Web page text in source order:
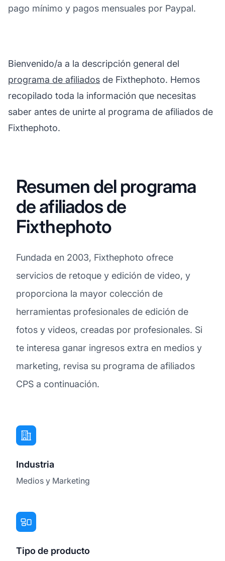
pago mínimo y pagos mensuales por Paypal.
Bienvenido/a a la descripción general del
programa de afiliados de Fixthephoto. Hemos
recopilado toda la información que necesitas
saber antes de unirte al programa de afiliados de
Fixthephoto.
Resumen del programa
de afiliados de
Fixthephoto
Fundada en 2003, Fixthephoto ofrece
servicios de retoque y edición de video, y
proporciona la mayor colección de
herramientas profesionales de edición de
fotos y videos, creadas por profesionales. Si
te interesa ganar ingresos extra en medios y
marketing, revisa su programa de afiliados
CPS a continuación.
Industria
Medios y Marketing
Tipo de producto